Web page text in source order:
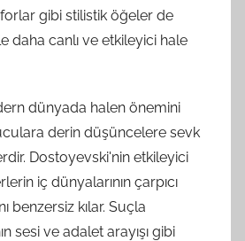
gibi stilistik öğeler de
daha canlı ve etkileyici hale
dünyada halen önemini
derin düşüncelere sevk
Dostoyevski'nin etkileyici
iç dünyalarının çarpıcı
benzersiz kılar. Suçla
sesi ve adalet arayışı gibi